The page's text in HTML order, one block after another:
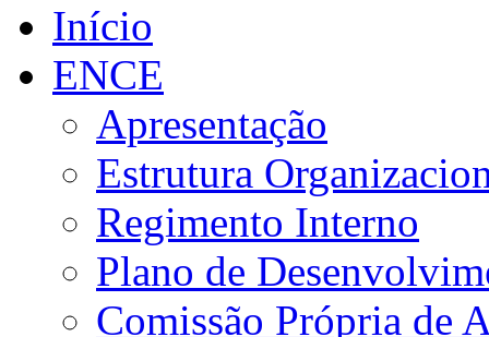
Início
ENCE
Apresentação
Estrutura
Regimento Interno
Plano de
Comissão Própria de